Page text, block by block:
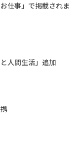
仕事」で掲載されま
人間生活」追加